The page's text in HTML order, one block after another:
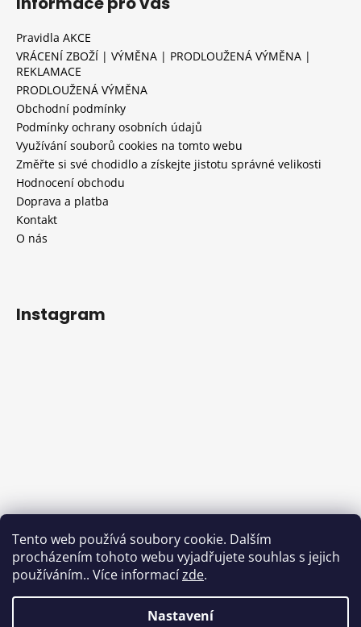
Tento web používá soubory cookie. Dalším
procházením tohoto webu vyjadřujete souhlas s jejich
používáním.. Více informacízde.
Nastavení
Pravidla AKCE
VRÁCENÍ ZBOŽÍ | VÝMĚNA | PRODLOUŽENÁ VÝMĚNA |
REKLAMACE
PRODLOUŽENÁ VÝMĚNA
Obchodní podmínky
Podmínky ochrany osobních údajů
Využívání souborů cookies na tomto webu
Změřte si své chodidlo a získejte jistotu správné velikosti
Hodnocení obchodu
Doprava a platba
Kontakt
O nás
Instagram
Facebook